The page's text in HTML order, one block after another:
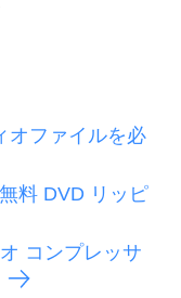
オファイルを必
料 DVD リッピ
コンプレッサ